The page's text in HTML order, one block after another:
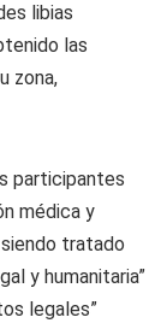
libias
las
zona,
participantes
médica y
tratado
y humanitaria”
legales”